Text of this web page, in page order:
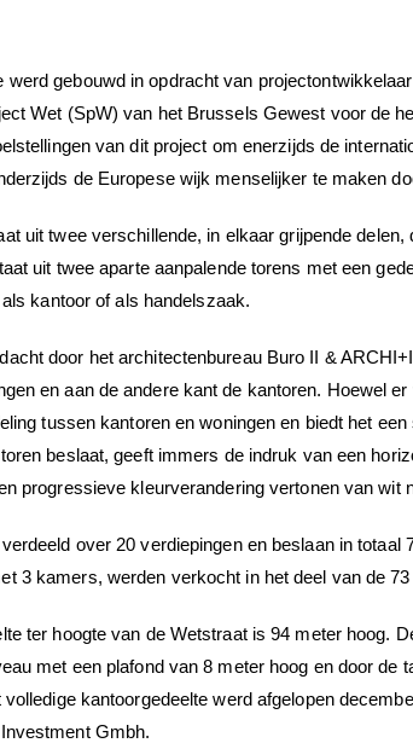
werd gebouwd in opdracht van
Wet (SpW) van het Brussels Gewest voor de
van dit project om enerzijds de
de Europese wijk menselijker te maken
uit twee verschillende, in elkaar grijpende
uit twee aparte aanpalende torens met een
kantoor of als handelszaak.
door het architectenbureau Buro II &
en aan de andere kant de kantoren. Hoewel
tussen kantoren en woningen en biedt het
beslaat, geeft immers de indruk van een
progressieve kleurverandering vertonen van wit
over 20 verdiepingen en beslaan in totaal
3 kamers, werden verkocht in het deel van de
ter hoogte van de Wetstraat is 94 meter hoog.
met een plafond van 8 meter hoog en door
kantoorgedeelte werd afgelopen
Gmbh.